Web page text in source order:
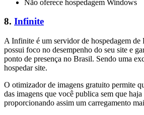
Não oferece hospedagem Windows
8. Infinite
A Infinite é um servidor de hospedagem de
possui foco no desempenho do seu site e
ponto de presença no Brasil. Sendo uma
hospedar site.
O otimizador de imagens gratuito permite
das imagens que você publica sem que
proporcionando assim um carregamento